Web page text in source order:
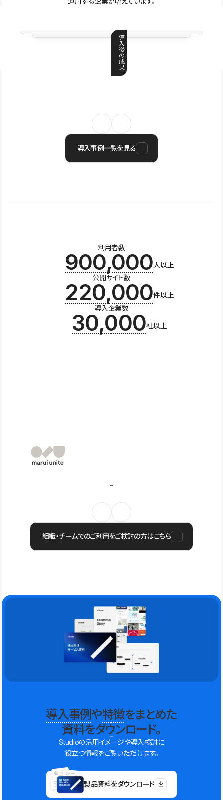
導
入
後
の
成
果
導入事例一覧を見る
利用者数
900,000人以上
公開サイト数
220,000件以上
導入企業数
30,000社以上
組織・チームでのご利用をご検討の方はこちら
導入事例や特徴をまとめた
資料をダウンロード。
Studioの活用イメージや導入検討に
役立つ情報をご覧いただけます。
製品資料をダウンロード